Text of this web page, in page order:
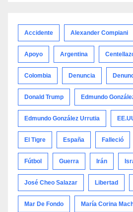
Accidente Alexander Compiani
Apoyo Argentina
Colombia Denuncia
Donald Trump Edmundo
Edmundo González Urrutia
El Tigre España Falleció
Fútbol Guerra Irán
José Cheo Salazar Libertad
Mar De Fondo María Corina